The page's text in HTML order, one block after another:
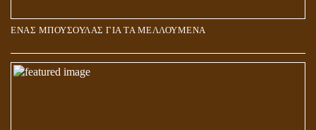
ΕΝΑΣ ΜΠΟΥΣΟΥΛΑΣ ΓΙΑ ΤΑ ΜΕΛΛΟΥΜΕΝΑ
Η ΕΠΑΦΗ ΜΕ ΤΟ ΠΝΕΥΜΑ